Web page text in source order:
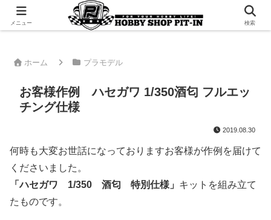
千葉県君津市でラジコンやプラモデルを販売。 ピットインのウェブサイトです
ホーム プラモデル
お客様作例 ハセガワ 1/350酒匂 フルエッ
チング仕様
2019.08.30
何時も大変お世話になっておりますお客様が作例を届けて
くださいました。
「ハセガワ 1/350 酒匂 特別仕様」 キットを組み立て
たものです。
メニュー 検索